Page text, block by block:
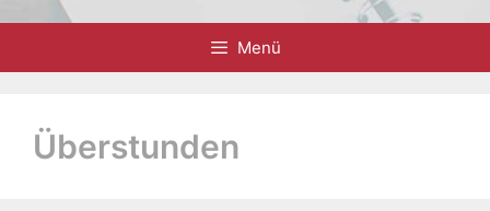
Menü
Überstunden